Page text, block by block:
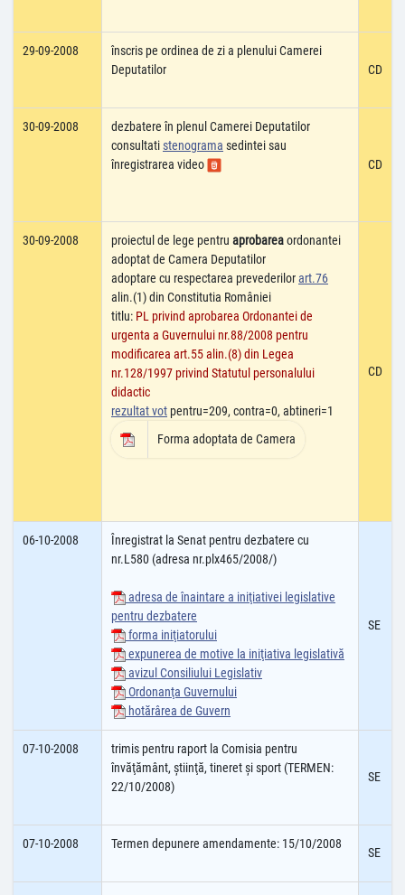
29-09-2008
înscris pe ordinea de zi a plenului Camerei
Deputatilor
CD
30-09-2008
dezbatere în plenul Camerei Deputatilor
consultatistenograma sedintei sau
înregistrarea video
CD
30-09-2008 proiectul de lege pentru aprobareaordonantei
adoptat de Camera Deputatilor
adoptare cu respectarea prevederilorart.76
alin.(1) din Constitutia României
titlu: PL privind aprobarea Ordonantei de
urgenta a Guvernului nr.88/2008 pentru
modificarea art.55 alin.(8) din Legea
nr.128/1997 privind Statutul personalului
didactic
rezultat vot pentru=209, contra=0, abtineri=1
Forma adoptata de Camera
CD
06-10-2008
Înregistrat la Senat pentru dezbatere cu
nr.L580 (adresa nr.plx465/2008/)
adresa de înaintare a iniţiativei legislative
pentru dezbatere
forma iniţiatorului
expunerea de motive la iniţiativa legislativă
avizul Consiliului Legislativ
Ordonanţa Guvernului
hotărârea de Guvern
SE
07-10-2008
trimis pentru raport la Comisia pentru
învăţământ, ştiinţă, tineret şi sport (TERMEN:
22/10/2008)
SE
07-10-2008 Termen depunere amendamente: 15/10/2008
SE